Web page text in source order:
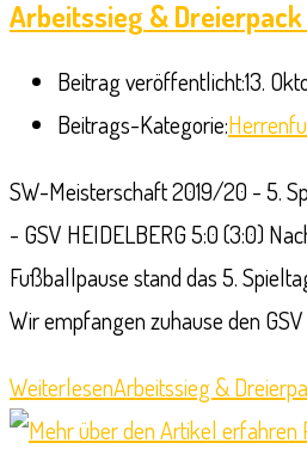
Arbeitssieg &
Beitrag veröffentlicht:13.
Beitrags-Kategorie:
SW-Meisterschaft 2019/20 - 5.
- GSV HEIDELBERG 5:0 (3:0)
Fußballpause stand das 5.
Wir empfangen zuhause den
WeiterlesenArbeitssieg &